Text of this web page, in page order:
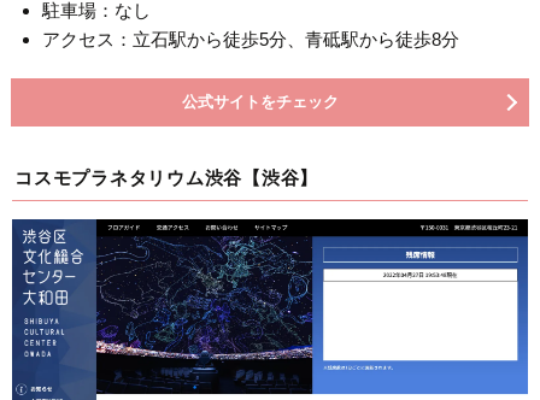
駐車場：なし
アクセス：立石駅から徒歩5分、青砥駅から徒歩8分
公式サイトをチェック
コスモプラネタリウム渋谷【渋谷】